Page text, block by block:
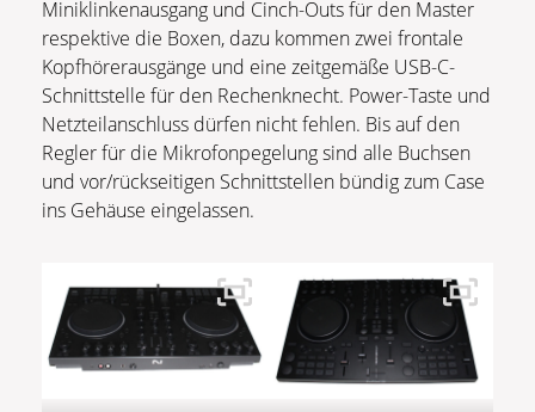
Miniklinkenausgang und Cinch-Outs für den Master
respektive die Boxen, dazu kommen zwei frontale
Kopfhörerausgänge und eine zeitgemäße USB-C-
Schnittstelle für den Rechenknecht. Power-Taste und
Netzteilanschluss dürfen nicht fehlen. Bis auf den
Regler für die Mikrofonpegelung sind alle Buchsen
und vor/rückseitigen Schnittstellen bündig zum Case
ins Gehäuse eingelassen.